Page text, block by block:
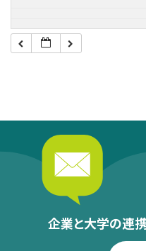
企業と大学の連携